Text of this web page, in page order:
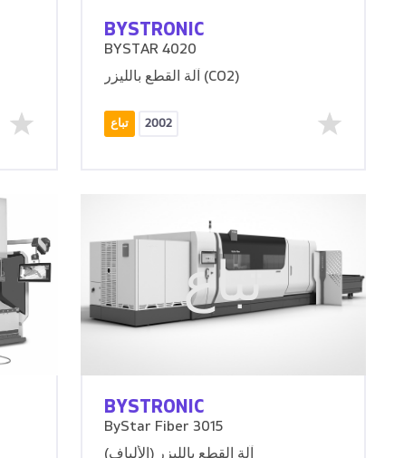
BYSTRONIC
BYSTAR 4020
آلة القطع بالليزر (CO2)
تباع 2002
تباع
BYSTRONIC
ByStar Fiber 3015
آلة القطع بالليزر (الألياف)